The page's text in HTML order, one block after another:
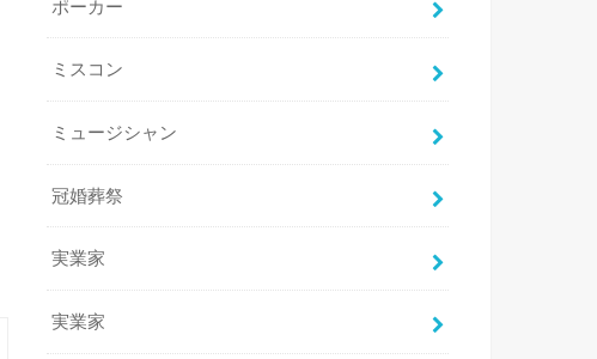
ポーカー
ミスコン
ミュージシャン
冠婚葬祭
実業家
実業家